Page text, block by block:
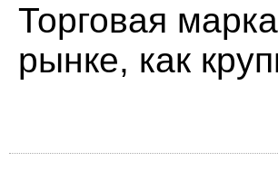
Торговая
рынке, как